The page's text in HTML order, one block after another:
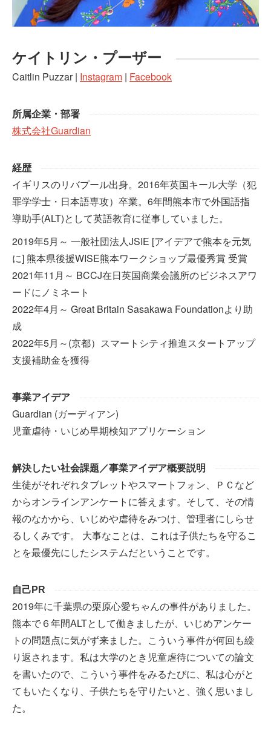
ケイトリン・プーザー
Caitlin Puzzar | Instagram | Facebook
所属企業・部署
株式会社Guardian
経歴
イギリスのリバプール出身。2016年英国キール大学（犯
罪学学士・日本語専攻）卒業。6年間熊本市で外国語指
導助手(ALT)として英語教育に従事していました。
2019年5月～ 一般社団法人JSIE [アイデアで熊本を元気
に] 熊本県後援WISE熊本ワークショップ最優秀賞 受賞
2021年11月～ BCCJ在日英国商業会議所のビジネスアワ
ードにノミネート
2022年4月～ Great Britain Sasakawa Foundationより助
成
2022年5月～(京都）スマートシティ推進スタートアップ
支援補助金を獲得
事業アイデア
Guardian (ガーディアン)
児童虐待・いじめ早期検知アプリケーション
解決したい社会課題／事業アイデア概要説明
生徒がそれぞれタブレットやスマートフォン、ＰＣなど
からオンラインアンケートに答えます。そして、その情
報のなかから、いじめや虐待をみつけ、管理者にしらせ
るしくみです。 大事なことは、これは子供たちを守るこ
とを最優先にしたシステムだということです。
自己PR
2019年に千葉県の栗原心愛ちゃんの事件がありました。
熊本で６年間ALTとして働きましたが、いじめアンケー
トの問題点に気がず来ました。こういう事件が何回も繰
り返されます。私は大学のとき児童虐待についての論文
を書いたので、こういう事件をみるたびに、私は心がと
てもいたくなり、子供たちを守りたいと、強く思いまし
た。